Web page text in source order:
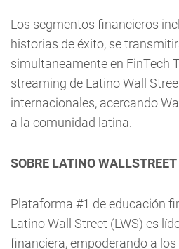
Los segmentos financieros
historias de éxito, se
simultaneamente en FinTech
streaming de Latino Wall
internacionales, acercando
a la comunidad latina.
SOBRE LATINO WALLSTREET
Plataforma #1 de educación
Latino Wall Street (LWS) es
financiera, empoderando a